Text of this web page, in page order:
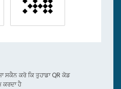
ਕਰੋ ਕਿ ਤੁਹਾਡਾ QR ਕੋਡ
ਕਰਦਾ ਹੈ